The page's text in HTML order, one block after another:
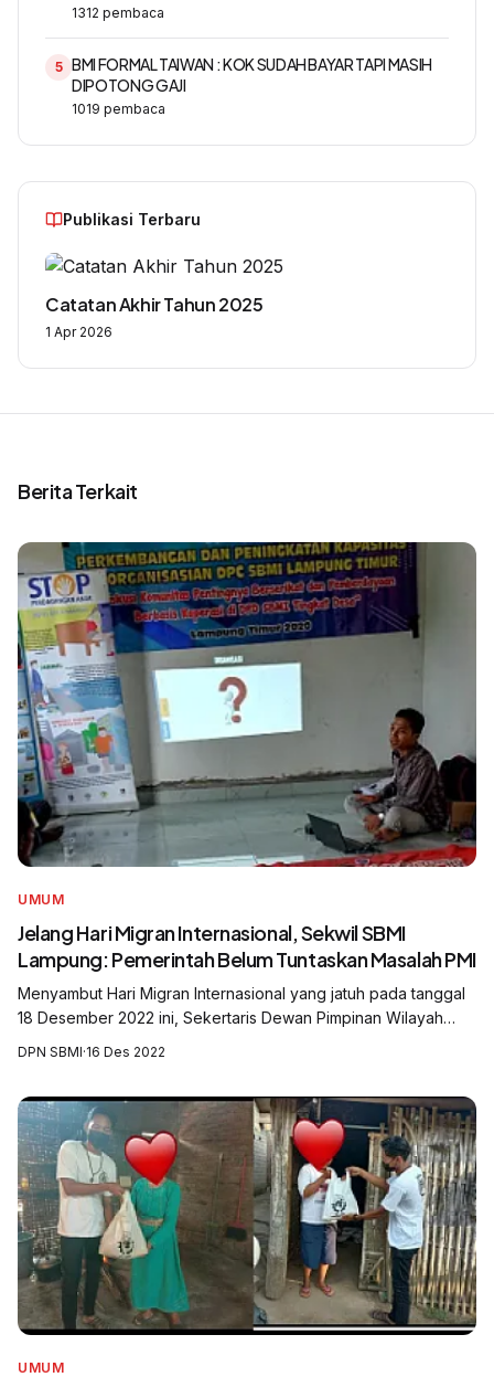
1312 pembaca
5 BMI FORMAL TAIWAN : KOK SUDAH BAYAR TAPI MASIH
DIPOTONG GAJI
1019 pembaca
Publikasi Terbaru
Catatan Akhir Tahun 2025
1 Apr 2026
Berita Terkait
UMUM
Jelang Hari Migran Internasional, Sekwil SBMI
Lampung: Pemerintah Belum Tuntaskan Masalah PMI
Menyambut Hari Migran Internasional yang jatuh pada tanggal
18 Desember 2022 ini, Sekertaris Dewan Pimpinan Wilayah
DPN SBMI·16 Des 2022
UMUM